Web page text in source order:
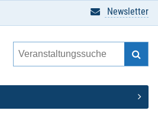
Newsletter